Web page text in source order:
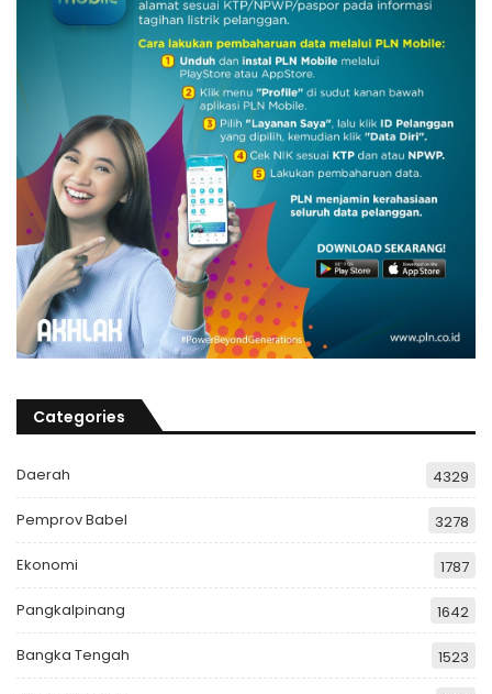
Categories
Daerah 4329
Pemprov Babel 3278
Ekonomi 1787
Pangkalpinang 1642
Bangka Tengah 1523